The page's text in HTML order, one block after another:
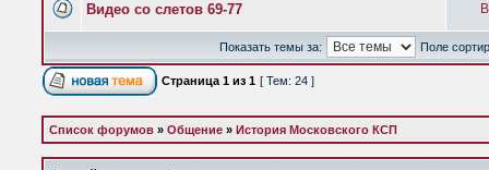
Видео со слетов 69-77
Показать темы за: Поле
Страница 1 из 1 [ Тем: 24 ]
Список форумов » Общение » История Московского КСП